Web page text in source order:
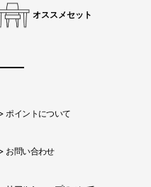
オススメセット
ポイントについて
お問い合わせ